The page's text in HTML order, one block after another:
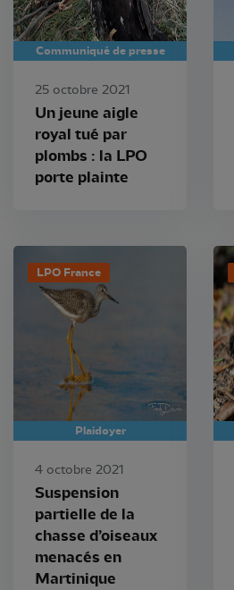
Communiqué de presse
25 octobre 2021
Un jeune aigle
royal tué par
plombs : la LPO
porte plainte
LPO France
Plaidoyer
4 octobre 2021
Suspension
partielle de la
chasse d’oiseaux
menacés en
Martinique